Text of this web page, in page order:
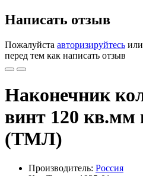
Написать отзыв
Пожалуйста авторизируйтесь или
перед тем как написать отзыв
Наконечник
винт 120 кв.мм
(ТМЛ)
Производитель: Россия